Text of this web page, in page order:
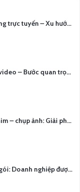
Quay & dựng bài giảng trực tuyến – Xu hướng đào tạo thời đại số
Dịch vụ viết kịch bản video – Bước quan trọng quyết định thành công nội dung
Thuê thiết bị quay phim – chụp ảnh: Giải pháp tối ưu chi phí cho doanh nghiệp
Tổ chức sự kiện trọn gói: Doanh nghiệp được gì khi chọn đơn vị chuyên nghiệp?